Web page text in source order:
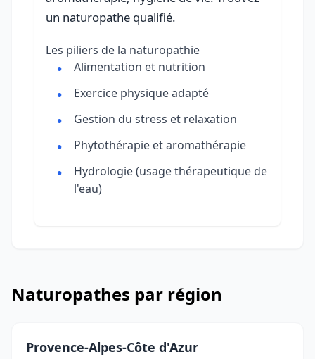
un naturopathe qualifié.
Les piliers de la naturopathie
Alimentation et nutrition
Exercice physique adapté
Gestion du stress et relaxation
Phytothérapie et aromathérapie
Hydrologie (usage thérapeutique de
l'eau)
Naturopathes par région
Provence-Alpes-Côte d'Azur